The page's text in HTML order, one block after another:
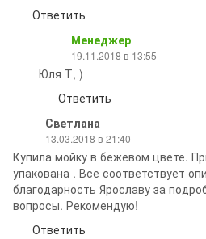
Ответить
Менеджер
19.11.2018 в 13:55
Юля Т, )
Ответить
Светлана
13.03.2018 в 21:40
Купила мойку в бежевом цвете.
упакована . Все соответствует
благодарность Ярославу за
вопросы. Рекомендую!
Ответить